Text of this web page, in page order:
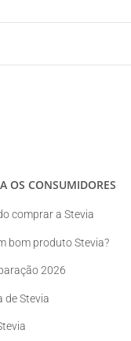
OS CONSUMIDORES
comprar a Stevia
bom produto Stevia?
2026
de Stevia